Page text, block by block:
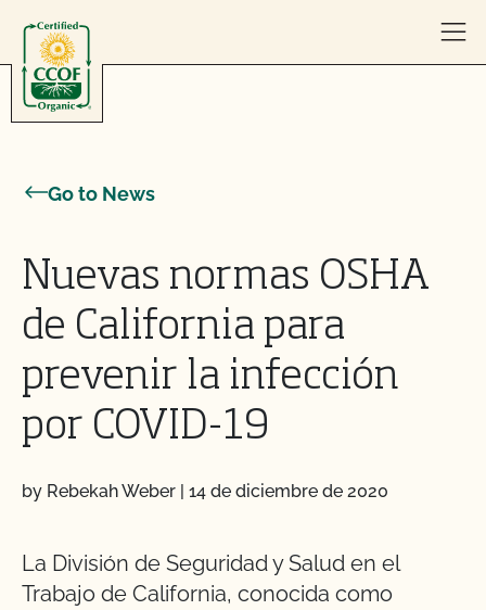
Go to News
Nuevas normas OSHA
de California para
prevenir la infección
por COVID-19
by Rebekah Weber | 14 de diciembre de 2020
La División de Seguridad y Salud en el
Trabajo de California, conocida como